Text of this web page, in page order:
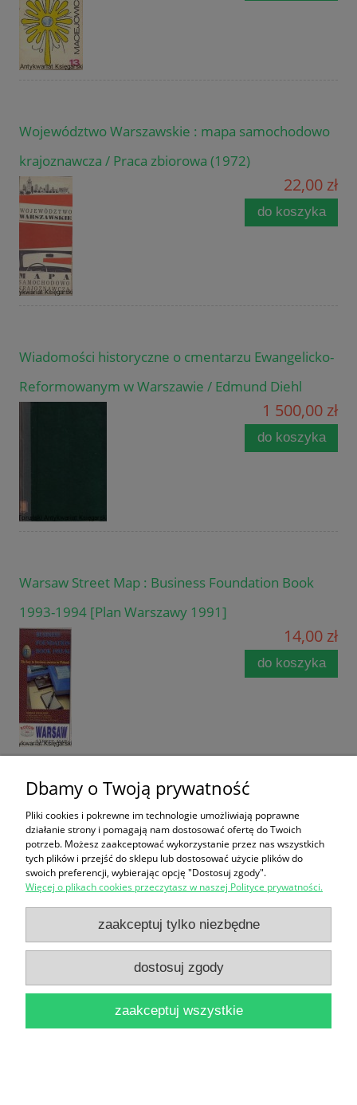
Województwo Warszawskie : mapa samochodowo
krajoznawcza / Praca zbiorowa (1972)
22,00 zł
do koszyka
Wiadomości historyczne o cmentarzu Ewangelicko-
Reformowanym w Warszawie / Edmund Diehl
1 500,00 zł
do koszyka
Warsaw Street Map : Business Foundation Book
1993-1994 [Plan Warszawy 1991]
14,00 zł
do koszyka
Lata okupacji / Stanisław Kopf
35,00 zł
do koszyka
Warszawa cieślewskiego syna / Andrzej Banach
14,00 zł
Dbamy o Twoją prywatność
Pliki cookies i pokrewne im technologie umożliwiają poprawne
działanie strony i pomagają nam dostosować ofertę do Twoich
potrzeb. Możesz zaakceptować wykorzystanie przez nas wszystkich
tych plików i przejść do sklepu lub dostosować użycie plików do
swoich preferencji, wybierając opcję "Dostosuj zgody".
Więcej o plikach cookies przeczytasz w naszej Polityce prywatności.
zaakceptuj tylko niezbędne
dostosuj zgody
zaakceptuj wszystkie